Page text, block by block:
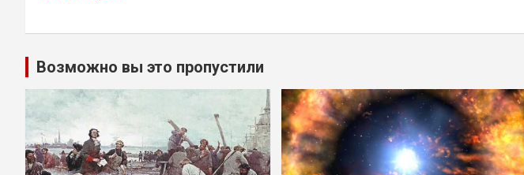
Возможно вы это пропустили